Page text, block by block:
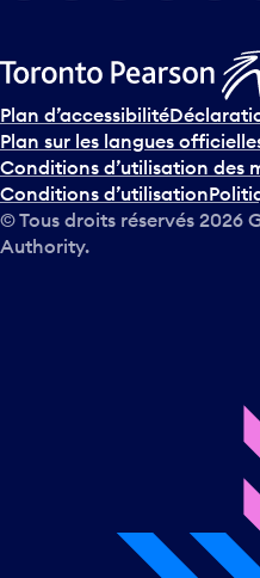
Plan d’accessibilité
Plan sur les langues
Conditions d’utilisation des
Conditions d’utilisation
© Tous droits réservés2026
Authority.